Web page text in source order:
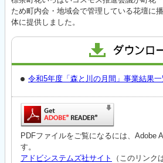
ため町内会・地域会で管理している花壇に
体に提供しました。
令和5年度「森と川の月間」事業結果一
PDFファイルをご覧になるには、Adobe
す。
アドビシステムズ社サイト
（このリンク